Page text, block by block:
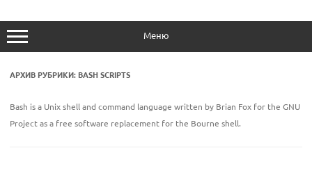
Меню
АРХИВ РУБРИКИ: BASH SCRIPTS
Bash is a Unix shell and command language written by Brian Fox for the GNU
Project as a free software replacement for the Bourne shell.